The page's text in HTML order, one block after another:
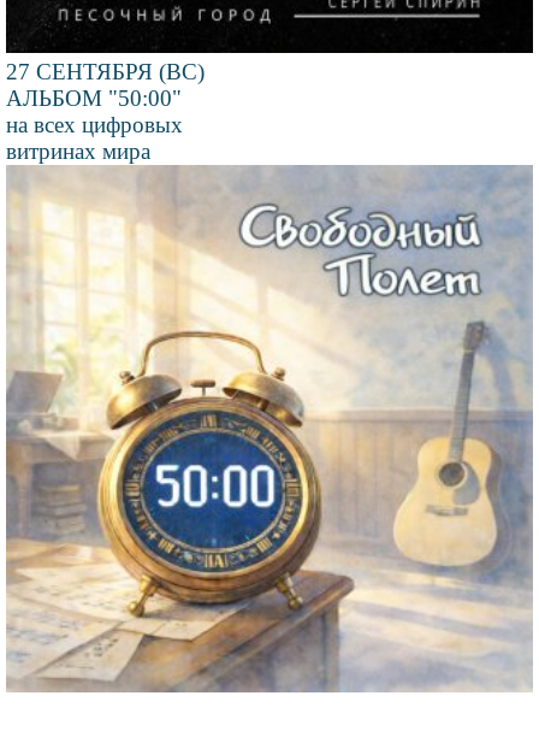
27 СЕНТЯБРЯ (ВС)
АЛЬБОМ "50:00"
на всех цифровых
витринах мира
изображения